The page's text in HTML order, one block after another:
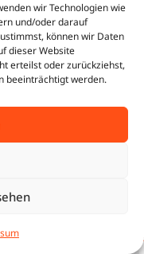
wir Technologien wie
und/oder darauf
können wir Daten
dieser Website
erteilst oder zurückziehst,
beeinträchtigt werden.
weltweit